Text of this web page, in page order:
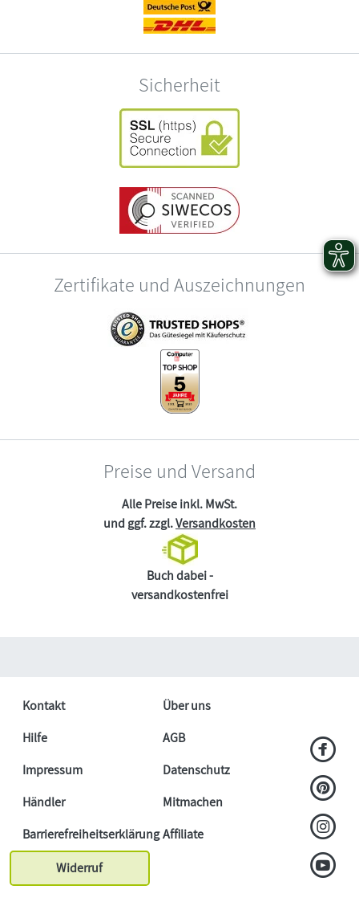
Sicherheit
Zertifikate und Auszeichnungen
Preise und Versand
Alle Preise inkl. MwSt.
und ggf. zzgl.Versandkosten
Buch dabei -
versandkostenfrei
Kontakt
Über uns
Hilfe
AGB
Impressum
Datenschutz
Händler
Mitmachen
BarrierefreiheitserklärungAffiliate
Widerruf